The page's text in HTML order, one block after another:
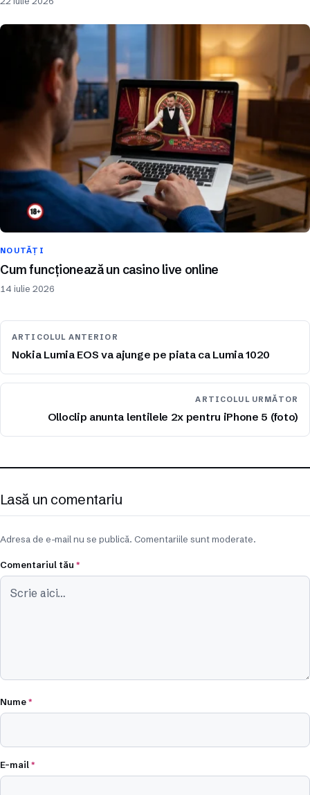
NOUTĂȚI
Cum funcționează un casino live online
14 iulie 2026
ARTICOLUL ANTERIOR
Nokia Lumia EOS va ajunge pe piata ca Lumia 1020
ARTICOLUL URMĂTOR
Olloclip anunta lentilele 2x pentru iPhone 5 (foto)
Lasă un comentariu
Adresa de e-mail nu se publică. Comentariile sunt moderate.
Comentariul tău *
Nume*
E-mail*